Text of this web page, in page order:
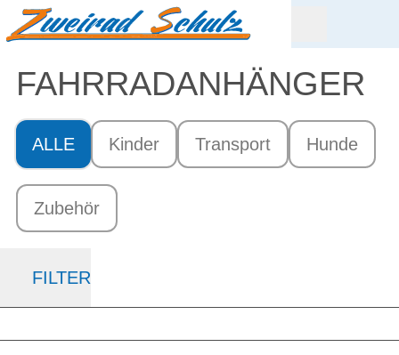
FAHRRAD­ANHÄNGER
ALLE Kinder Transport Hunde
Zubehör
FILTER